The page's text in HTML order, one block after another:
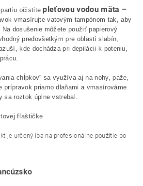
partiu očistitepleťovou vodou mäta –
vmasírujte vatovým tampónom tak, aby
dosušenie môžete použiť papierový
predovšetkým pre oblasti slabín,
kde dochádza pri depilácii k poteniu,
chĺpkov“ sa využíva aj na nohy, paže,
prípravok priamo dlaňami a vmasírováme
sa roztok úplne vstrebal.
fľaštičke
je určený iba na profesionálne použitie po